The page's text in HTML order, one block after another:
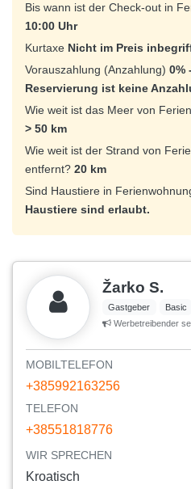
Bis wann ist der Check-out in
10:00 Uhr
Kurtaxe Nicht im Preis
Vorauszahlung (Anzahlung) 0%
Reservierung ist keine
Wie weit ist das Meer von
> 50 km
Wie weit ist der Strand von
entfernt? 20 km
Sind Haustiere in
Haustiere sind erlaubt.
Žarko S.
Gastgeber
Basic
Werbetreibender
MOBILTELEFON
+385992163256
TELEFON
+38551818776
WIR SPRECHEN
Kroatisch